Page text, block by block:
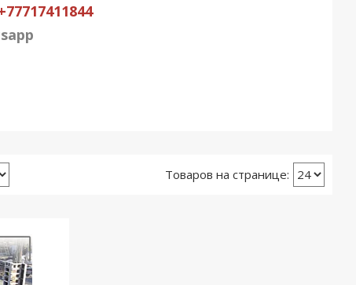
717411844